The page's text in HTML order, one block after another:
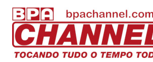
para
conteúdo